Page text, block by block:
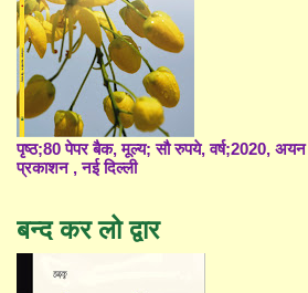
पृष्ठ;80 पेपर बैक, मूल्य; सौ रुपये, वर्ष;2020, अयन
प्रकाशन , नई दिल्ली
बन्द कर लो द्वार